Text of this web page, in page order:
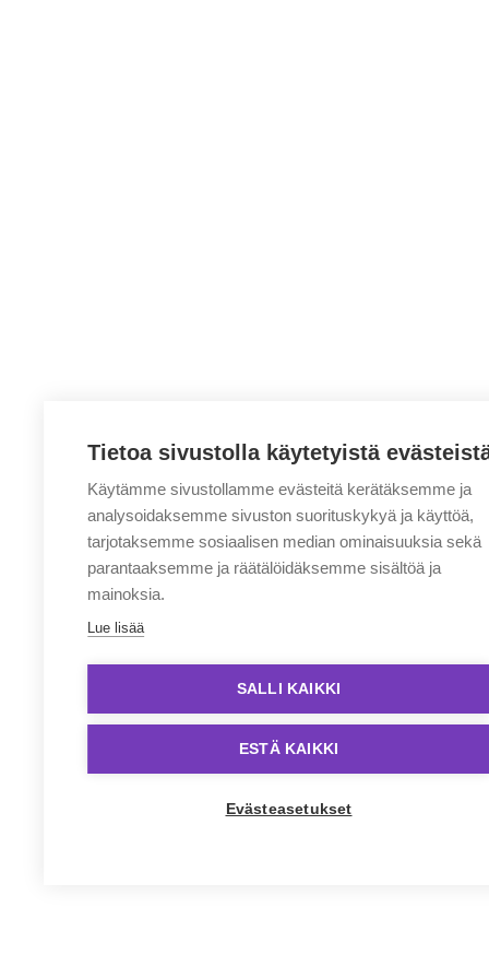
Tietoa sivustolla käytetyistä
Käytämme sivustollamme evästeitä kerätäksemme ja
analysoidaksemme sivuston suorituskykyä ja käyttöä,
tarjotaksemme sosiaalisen median ominaisuuksia sekä
parantaaksemme ja räätälöidäksemme sisältöä ja
mainoksia.
Lue lisää
SALLI KAIKKI
ESTÄ KAIKKI
Evästeasetukset